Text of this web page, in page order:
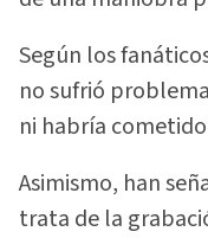
Según los
no sufrió
ni habría
Asimismo, han
trata de la